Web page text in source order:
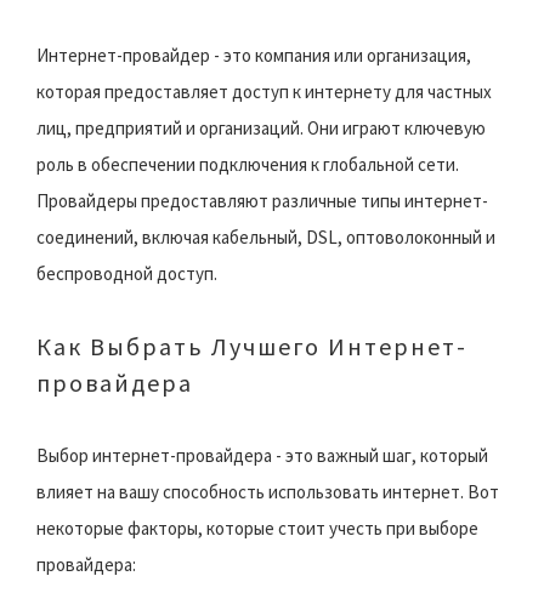
Интернет-провайдер - это компания или организация,
которая предоставляет доступ к интернету для частных
лиц, предприятий и организаций. Они играют ключевую
роль в обеспечении подключения к глобальной сети.
Провайдеры предоставляют различные типы интернет-
соединений, включая кабельный, DSL, оптоволоконный и
беспроводной доступ.
Как Выбрать Лучшего Интернет-
провайдера
Выбор интернет-провайдера - это важный шаг, который
влияет на вашу способность использовать интернет. Вот
некоторые факторы, которые стоит учесть при выборе
провайдера: